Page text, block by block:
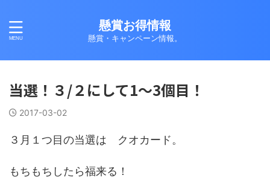
懸賞お得情報
懸賞・キャンペーン情報。
当選！３/２にして1～3個目！
2017-03-02
３月１つ目の当選は クオカード。
もちもちしたら福来る！